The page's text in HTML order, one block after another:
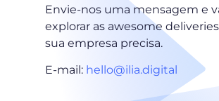
Envie-nos uma mensagem e
explorar as awesome
sua empresa precisa.
E-mail: hello@ilia.digital